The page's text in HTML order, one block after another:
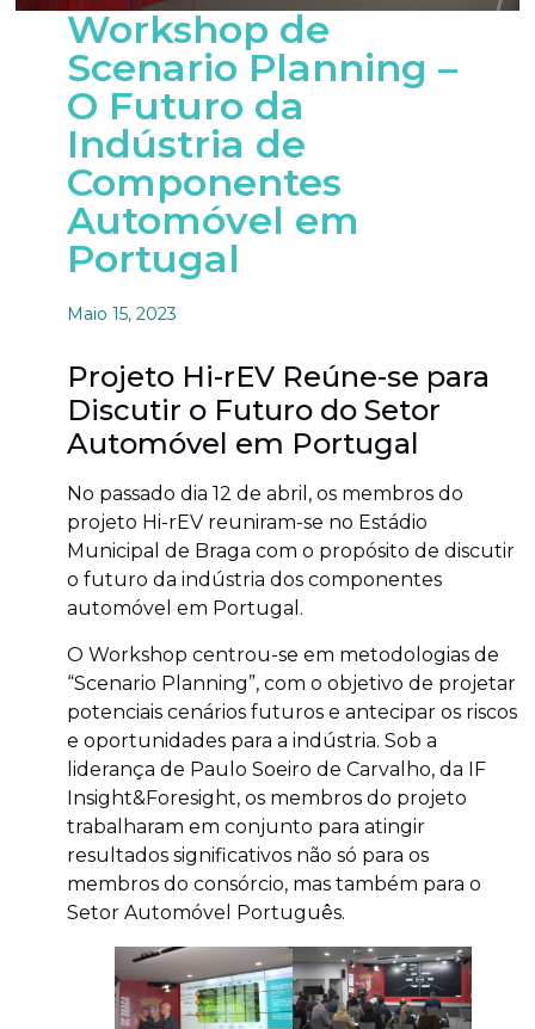
Workshop de
Scenario Planning –
O Futuro da
Indústria de
Componentes
Automóvel em
Portugal
Maio 15, 2023
Projeto Hi-rEV Reúne-se para
Discutir o Futuro do Setor
Automóvel em Portugal
No passado dia 12 de abril, os membros do
projeto Hi-rEV reuniram-se no Estádio
Municipal de Braga com o propósito de discutir
o futuro da indústria dos componentes
automóvel em Portugal.
O Workshop centrou-se em metodologias de
“Scenario Planning”, com o objetivo de projetar
potenciais cenários futuros e antecipar os riscos
e oportunidades para a indústria. Sob a
liderança de Paulo Soeiro de Carvalho, da IF
Insight&Foresight, os membros do projeto
trabalharam em conjunto para atingir
resultados significativos não só para os
membros do consórcio, mas também para o
Setor Automóvel Português.